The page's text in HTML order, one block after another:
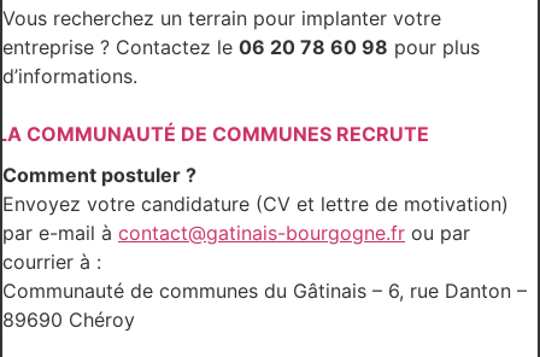
Vous recherchez un terrain pour implanter votre
entreprise ? Contactez le 06 20 78 60 98 pour plus
d’informations.
COMMUNAUTÉ DE COMMUNES RECRUTE
Comment postuler ?
Envoyez votre candidature (CV et lettre de motivation)
par e-mail à contact@gatinais-bourgogne.fr ou par
courrier à :
Communauté de communes du Gâtinais – 6, rue Danton –
89690 Chéroy